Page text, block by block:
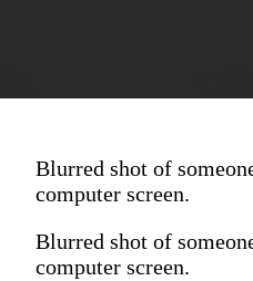
Blurred shot of
computer screen.
Blurred shot of
computer screen.